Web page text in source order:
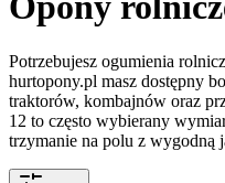
Potrzebujesz ogumienia
hurtopony.pl masz dostępny
traktorów, kombajnów oraz
12 to często wybierany
trzymanie na polu z wygodną